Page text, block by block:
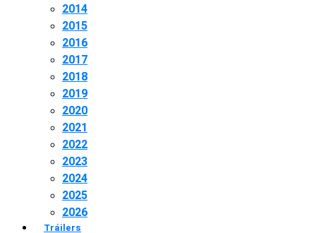
2014
2015
2016
2017
2018
2019
2020
2021
2022
2023
2024
2025
2026
Tráilers